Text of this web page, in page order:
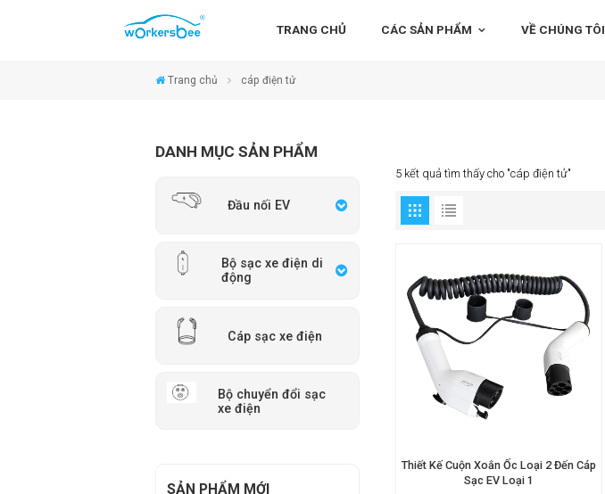
TRANG CHỦ CÁC SẢN PHẨM VỀ CHÚNG TÔI
Trang chủ cáp điện tử
DANH MỤC SẢN PHẨM
Đầu nối EV
Bộ sạc xe điện di
động
Cáp sạc xe điện
Bộ chuyển đổi sạc
xe điện
SẢN PHẨM MỚI
5 kết quả tìm thấy cho "cáp điện tử"
Thiết Kế Cuộn Xoắn Ốc Loại 2 Đến Cáp
Sạc EV Loại 1